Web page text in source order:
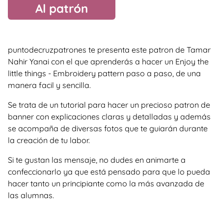
Al patrón
puntodecruzpatrones te presenta este patron de Tamar
Nahir Yanai con el que aprenderás a hacer un Enjoy the
little things - Embroidery pattern paso a paso, de una
manera facil y sencilla.
Se trata de un tutorial para hacer un precioso patron de
banner con explicaciones claras y detalladas y además
se acompaña de diversas fotos que te guiarán durante
la creación de tu labor.
Si te gustan las mensaje, no dudes en animarte a
confeccionarlo ya que está pensado para que lo pueda
hacer tanto un principiante como la más avanzada de
las alumnas.